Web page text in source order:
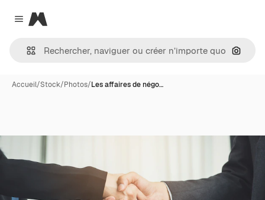
Close menu
Magnific
Accueil/Stock/Photos/Les affaires de négo…